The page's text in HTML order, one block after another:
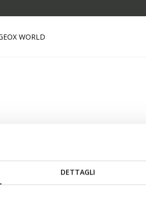
DETTAGLI
WORLD
GEOX BUSINESS
B2B area